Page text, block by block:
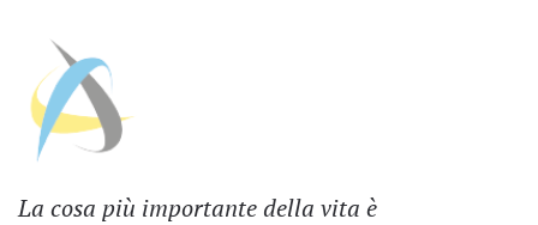
La cosa più importante della vita è